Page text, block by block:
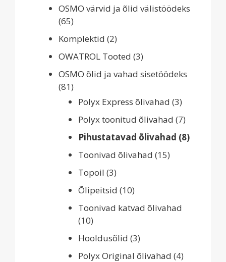
OSMO värvid ja õlid välistöödeks
(65)
Komplektid (2)
OWATROL Tooted (3)
OSMO õlid ja vahad sisetöödeks
(81)
Polyx Express õlivahad (3)
Polyx toonitud õlivahad (7)
Pihustatavad õlivahad (8)
Toonivad õlivahad (15)
Topoil (3)
Õlipeitsid (10)
Toonivad katvad õlivahad
(10)
Hooldusõlid (3)
Polyx Original õlivahad (4)